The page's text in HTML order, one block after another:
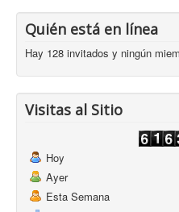
Quién está en línea
Hay 128 invitados y ningún
Visitas al Sitio
Hoy
Ayer
Esta Semana